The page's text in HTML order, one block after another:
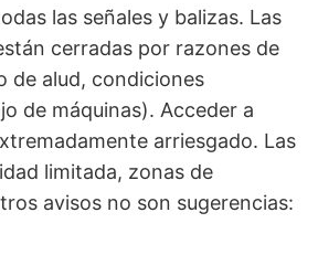
las señales y balizas. Las
cerradas por razones de
de alud, condiciones
de máquinas). Acceder a
arriesgado. Las
limitada, zonas de
avisos no son sugerencias: